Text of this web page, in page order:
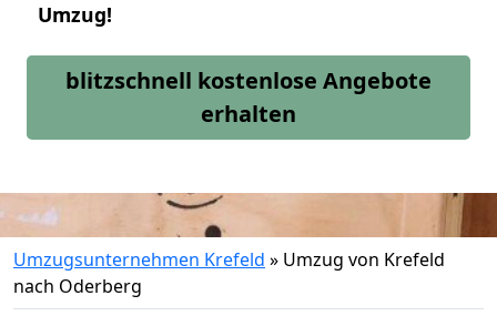
Umzug!
blitzschnell kostenlose Angebote
erhalten
Umzugsunternehmen Krefeld » Umzug von Krefeld
nach Oderberg